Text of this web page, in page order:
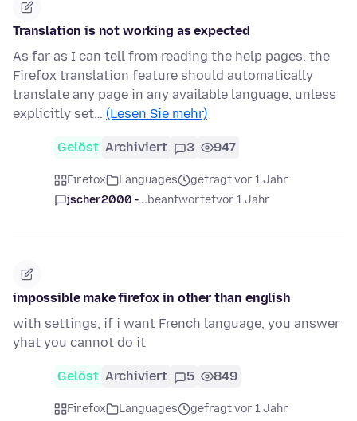
Translation is not working as expected
As far as I can tell from reading the help pages, the
Firefox translation feature should automatically
translate any page in any available language, unless
explicitly set… (Lesen Sie mehr)
Gelöst Archiviert 3 947
Firefox Languages
gefragt vor 1 Jahr
jscher2000 -...beantwortetvor 1 Jahr
impossible make firefox in other than english
with settings, if i want French language, you answer
yhat you cannot do it
Gelöst Archiviert 5 849
Firefox Languages
gefragt vor 1 Jahr